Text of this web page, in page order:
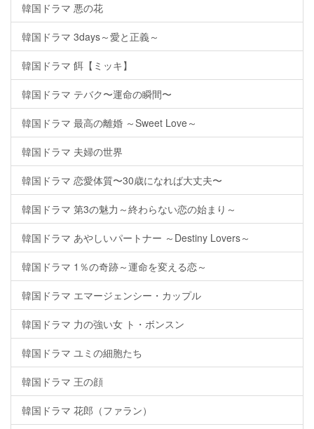
韓国ドラマ 悪の花
韓国ドラマ 3days～愛と正義～
韓国ドラマ 餌【ミッキ】
韓国ドラマ テバク〜運命の瞬間〜
韓国ドラマ 最高の離婚 ～Sweet Love～
韓国ドラマ 夫婦の世界
韓国ドラマ 恋愛体質〜30歳になれば大丈夫〜
韓国ドラマ 第3の魅力～終わらない恋の始まり～
韓国ドラマ あやしいパートナー ～Destiny Lovers～
韓国ドラマ 1％の奇跡～運命を変える恋～
韓国ドラマ エマージェンシー・カップル
韓国ドラマ 力の強い女 ト・ボンスン
韓国ドラマ ユミの細胞たち
韓国ドラマ 王の顔
韓国ドラマ 花郎（ファラン）